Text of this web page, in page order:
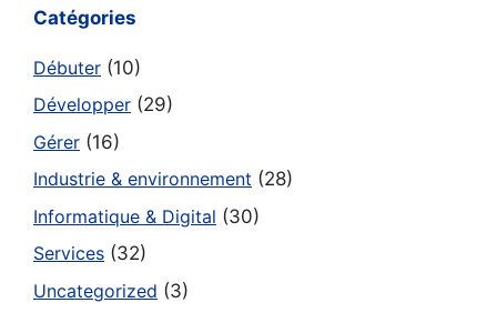
Catégories
Débuter (10)
Développer (29)
Gérer (16)
Industrie & environnement (28)
Informatique & Digital (30)
Services (32)
Uncategorized (3)